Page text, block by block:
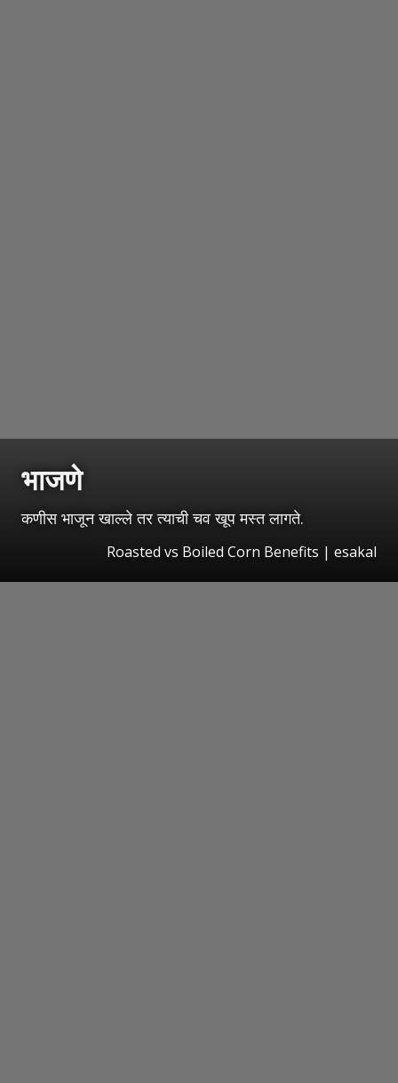
भाजणे
कणीस भाजून खाल्ले तर त्याची चव खूप मस्त लागते.
Roasted vs Boiled Corn Benefits | esakal